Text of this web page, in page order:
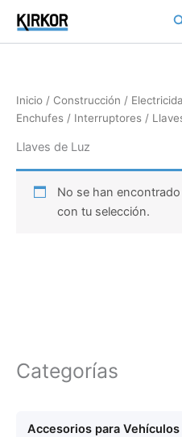
contenido
Categorías
Accesorios para Vehículos
Inicio / Construcción /
Enchufes / Interruptores /
Llaves de Luz
No se han
con tu selección.